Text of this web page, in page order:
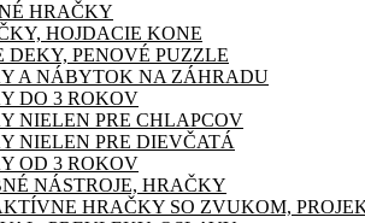
HRAČKY
HOJDACIE KONE
DEKY, PENOVÉ PUZZLE
A NÁBYTOK NA ZÁHRADU
DO 3 ROKOV
NIELEN PRE CHLAPCOV
NIELEN PRE DIEVČATÁ
OD 3 ROKOV
NÁSTROJE, HRAČKY
HRAČKY SO ZVUKOM,